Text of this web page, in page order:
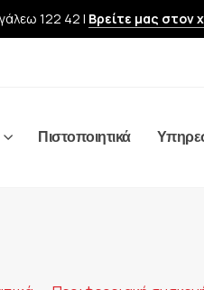
122 42 | Βρείτε μας στον
Πιστοποιητικά